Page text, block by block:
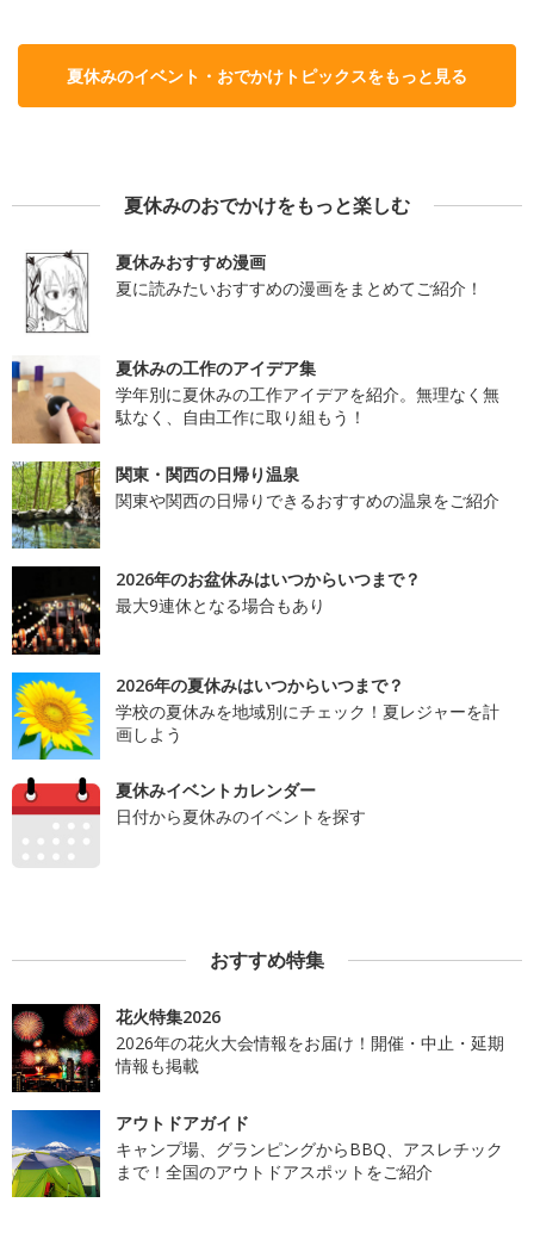
夏休みのイベント・おでかけトピックスをもっと見る
夏休みのおでかけをもっと楽しむ
夏休みおすすめ漫画
夏に読みたいおすすめの漫画をまとめてご紹介！
夏休みの工作のアイデア集
学年別に夏休みの工作アイデアを紹介。無理なく無
駄なく、自由工作に取り組もう！
関東・関西の日帰り温泉
関東や関西の日帰りできるおすすめの温泉をご紹介
2026年のお盆休みはいつからいつまで？
最大9連休となる場合もあり
2026年の夏休みはいつからいつまで？
学校の夏休みを地域別にチェック！夏レジャーを計
画しよう
夏休みイベントカレンダー
日付から夏休みのイベントを探す
おすすめ特集
花火特集2026
2026年の花火大会情報をお届け！開催・中止・延期
情報も掲載
アウトドアガイド
キャンプ場、グランピングからBBQ、アスレチック
まで！全国のアウトドアスポットをご紹介